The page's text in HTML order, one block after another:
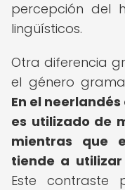
percepción del
lingüísticos.
Otra diferencia
el género
En el
es utilizado de
mientras que
tiende a
Este contraste